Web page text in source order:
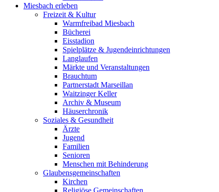
Miesbach erleben
Freizeit & Kultur
Warmfreibad Miesbach
Bücherei
Eisstadion
Spielplätze & Jugendeinrichtungen
Langlaufen
Märkte und Veranstaltungen
Brauchtum
Partnerstadt Marseillan
Waitzinger Keller
Archiv & Museum
Häuserchronik
Soziales & Gesundheit
Ärzte
Jugend
Familien
Senioren
Menschen mit Behinderung
Glaubensgemeinschaften
Kirchen
Religiöse Gemeinschaften